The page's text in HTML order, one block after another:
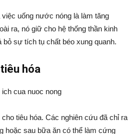
uống nước nóng là làm tăng
ra, nó giữ cho hệ thống thần kinh
bỏ sự tích tụ chất béo xung quanh.
hóa
tiêu hóa. Các nghiên cứu đã chỉ ra
hoặc sau bữa ăn có thể làm cứng